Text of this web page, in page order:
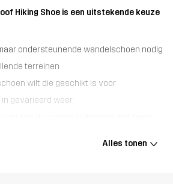
Hiking Shoe is een uitstekende keuze
ondersteunende wandelschoen nodig
terreinen
wilt die geschikt is voor
gevarieerd weer
Alles tonen